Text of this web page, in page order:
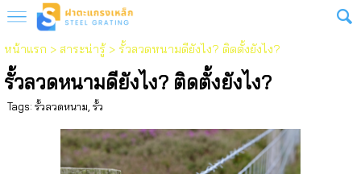
หน้าแรก > สาระน่ารู้> รั้วลวดหนามดียังไง? ติดตั้งยังไง?
รั้วลวดหนามดียังไง? ติดตั้งยังไง?
Tags: รั้วลวดหนาม รั้ว